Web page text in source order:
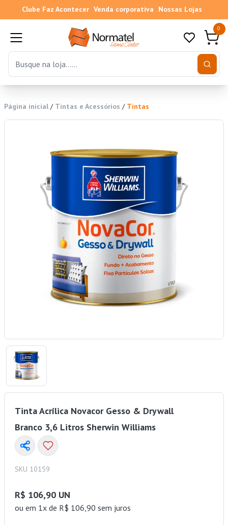
Clube Faz Acontecer Venda corporativa Nossas Lojas
0
Página inicial / Tintas e Acessórios / Tintas
Tinta Acrílica Novacor Gesso & Drywall
Branco 3,6 Litros Sherwin Williams
SKU 10159
R$ 106,90 UN
ou em 1x de R$ 106,90 sem juros